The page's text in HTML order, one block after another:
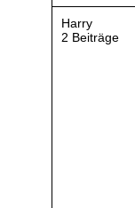
Harry
2 Beiträge